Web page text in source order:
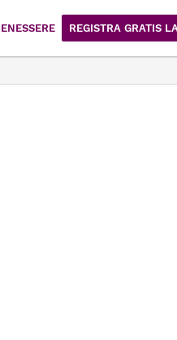
REGISTRA GRATIS